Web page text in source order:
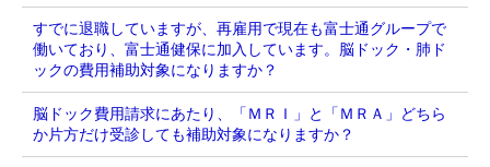
すでに退職していますが、再雇用で現在も富士通グループで
働いており、富士通健保に加入しています。脳ドック・肺ド
ックの費用補助対象になりますか？
脳ドック費用請求にあたり、「ＭＲＩ」と「ＭＲＡ」どちら
か片方だけ受診しても補助対象になりますか？